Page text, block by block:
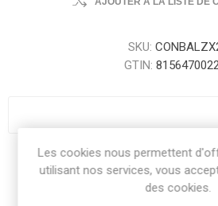
SKU:
GTIN:
Share:
Les cookies nous permettent
utilisant nos services, vous
des cookies.